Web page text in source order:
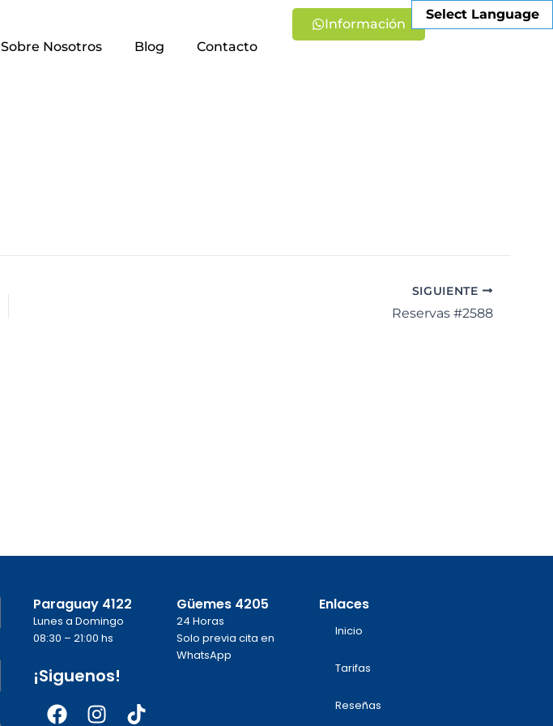
Sobre Nosotros Blog Contacto
Información
SIGUIENTE
Reservas #2588
Paraguay 4122
Lunes a Domingo
08:30 – 21:00 hs
¡Siguenos!
Facebook
Instagram
Tiktok
Güemes 4205
24 Horas
Solo previa cita en
WhatsApp
Enlaces
Inicio
Tarifas
Reseñas
Select Language